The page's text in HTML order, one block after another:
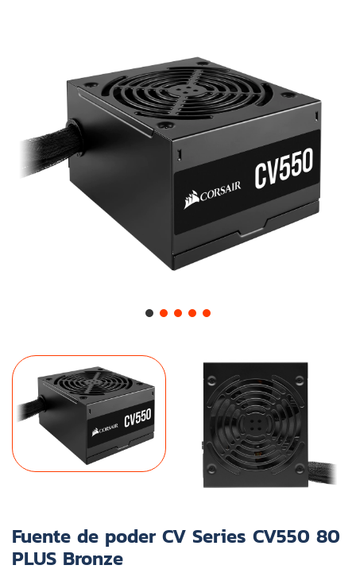
Fuente de poder CV Series CV550 80
PLUS Bronze